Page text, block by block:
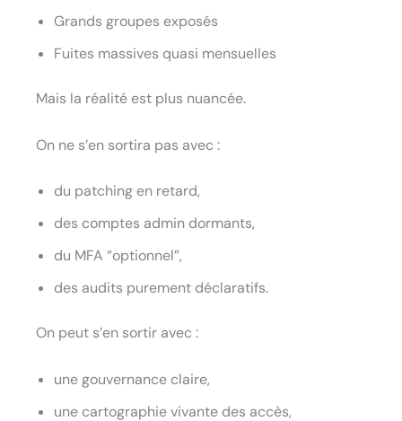
Grands groupes exposés
Fuites massives quasi mensuelles
Mais la réalité est plus nuancée.
On ne s’en sortira pas avec :
du patching en retard,
des comptes admin dormants,
du MFA “optionnel”,
des audits purement déclaratifs.
On peut s’en sortir avec :
une gouvernance claire,
une cartographie vivante des accès,